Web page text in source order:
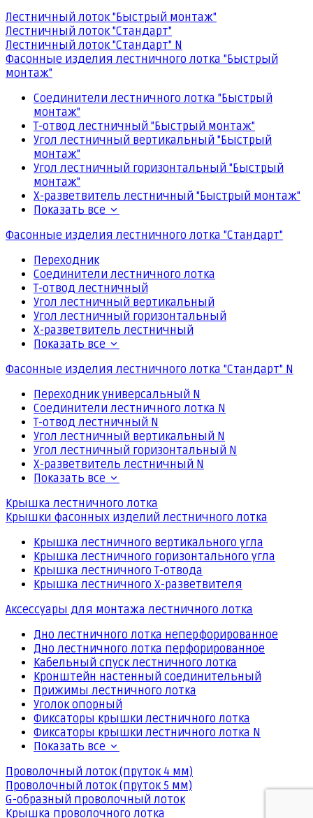
Лестничный лоток "Быстрый монтаж"
Лестничный лоток "Стандарт"
Лестничный лоток "Стандарт" N
Фасонные изделия лестничного лотка "Быстрый
монтаж"
Соединители лестничного лотка "Быстрый
монтаж"
Т-отвод лестничный "Быстрый монтаж"
Угол лестничный вертикальный "Быстрый
монтаж"
Угол лестничный горизонтальный "Быстрый
монтаж"
Х-разветвитель лестничный "Быстрый монтаж"
Показать все
Фасонные изделия лестничного лотка "Стандарт"
Переходник
Соединители лестничного лотка
Т-отвод лестничный
Угол лестничный вертикальный
Угол лестничный горизонтальный
Х-разветвитель лестничный
Показать все
Фасонные изделия лестничного лотка "Стандарт" N
Переходник универсальный N
Соединители лестничного лотка N
Т-отвод лестничный N
Угол лестничный вертикальный N
Угол лестничный горизонтальный N
Х-разветвитель лестничный N
Показать все
Крышка лестничного лотка
Крышки фасонных изделий лестничного лотка
Крышка лестничного вертикального угла
Крышка лестничного горизонтального угла
Крышка лестничного Т-отвода
Крышка лестничного Х-разветвителя
Аксессуары для монтажа лестничного лотка
Дно лестничного лотка неперфорированное
Дно лестничного лотка перфорированное
Кабельный спуск лестничного лотка
Кронштейн настенный соединительный
Прижимы лестничного лотка
Уголок опорный
Фиксаторы крышки лестничного лотка
Фиксаторы крышки лестничного лотка N
Показать все
Проволочный лоток (пруток 4 мм)
Проволочный лоток (пруток 5 мм)
G-образный проволочный лоток
Крышка проволочного лотка